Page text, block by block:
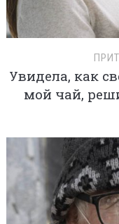
Увидела, как
мой чай,